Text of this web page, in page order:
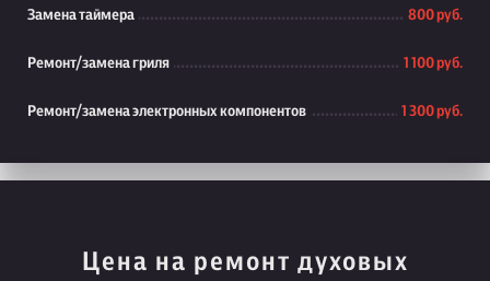
Замена таймера 800 руб.
Ремонт/замена гриля 1 100 руб.
Ремонт/замена электронных компонентов 1 300 руб.
Цена на ремонт духовых